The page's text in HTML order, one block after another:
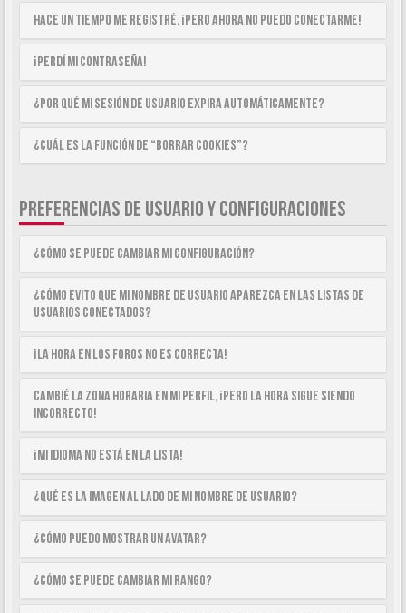
Hace un tiempo me registré, ¡pero ahora no puedo conectarme!
¡Perdí mi contraseña!
¿Por qué mi sesión de usuario expira automáticamente?
¿Cuál es la función de “Borrar cookies”?
PREFERENCIAS DE USUARIO Y CONFIGURACIONES
¿Cómo se puede cambiar mi configuración?
¿Cómo evito que mi nombre de usuario aparezca en las listas de
usuarios conectados?
¡La hora en los foros no es correcta!
Cambié la zona horaria en mi perfil, ¡pero la hora sigue siendo
incorrecto!
¡Mi idioma no está en la lista!
¿Qué es la imagen al lado de mi nombre de usuario?
¿Cómo puedo mostrar un avatar?
¿Cómo se puede cambiar mi rango?